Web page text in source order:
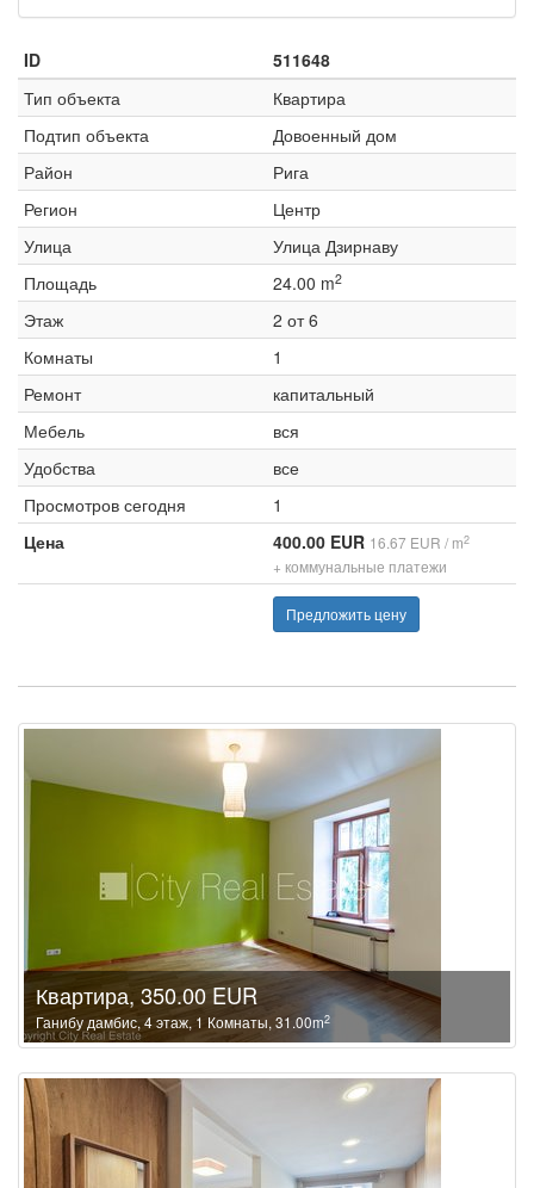
ID
511648
Тип объекта
Квартира
Подтип объекта
Довоенный дом
Район
Рига
Регион
Центр
Улица
Улица Дзирнаву
Площадь
24.00 m2
Этаж
2 от 6
Комнаты
1
Ремонт
капитальный
Мебель
вся
Удобства
все
Просмотров сегодня
1
Цена
400.00 EUR 16.67 EUR / m2
+ коммунальные платежи
Предложить цену
Квартира, 350.00 EUR
Ганибу дамбис, 4 этаж, 1 Комнаты, 31.00m2